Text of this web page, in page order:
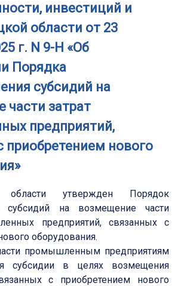
инвестиций и
области от 23
г. N 9-Н «Об
Порядка
субсидий на
части затрат
предприятий,
приобретением нового
утвержден Порядок
субсидий на возмещение части
предприятий, связанных с
оборудования.
промышленным предприятиям
субсидии в целях возмещения
с приобретением нового